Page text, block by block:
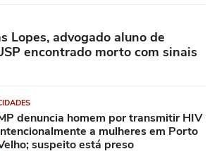
Lopes, advogado aluno de
encontrado morto com sinais
denuncia homem por transmitir HIV
a mulheres em Porto
suspeito está preso